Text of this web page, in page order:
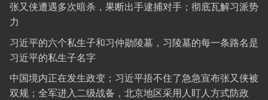
张又侠遭遇多次暗杀，果断出手逮捕对手；彻底瓦解习派势
力
习近平的六个私生子和习仲勋陵墓，习陵墓的每一条路名是
习近平的私生子名字
中国境内正在发生政变；习近平捂不住了急急宣布张又侠被
双规；全军进入二级战备，北京地区采用人盯人方式防政